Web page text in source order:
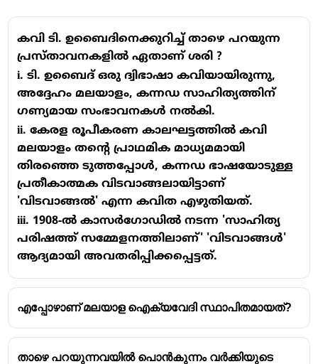
കവി ടി. ഉബൈദിനെക്കുറിച്ച് താഴെ പറയുന്ന
പ്രസ്താവനകളിൽ ഏതാണ് ശരി ?
i. ടി. ഉബൈദ് ഒരു ദ്വിഭാഷാ കവിയായിരുന്നു,
അദ്ദേഹം മലയാളം, കന്നഡ സാഹിത്യത്തിന്
ഗണ്യമായ സംഭാവനകൾ നൽകി.
ii. കേരള രൂപീകരണ കാലഘട്ടത്തിൽ കവി
മലയാളം തൻ്റെ പ്രാഥമിക മാധ്യമമായി
തിരഞ്ഞെ ടുത്തപ്പോൾ, കന്നഡ ഭാഷയോടുള്ള
പ്രതീകാത്മക വിടവാങ്ങലായിട്ടാണ്
'വിടവാങ്ങൽ' എന്ന കവിത എഴുതിയത്.
iii. 1908-ൽ കാസർഗോഡിൽ നടന്ന 'സാഹിത്യ
പരിഷത്ത് സമ്മേളനത്തിലാണ്' 'വിടവാങ്ങൾ'
ആദ്യമായി അവതരിപ്പിക്കപ്പെട്ടത്.
എപ്പോഴാണ് മലയാള ഐക്യവേദി സ്ഥാപിതമായത്?
താഴെ പറയുന്നവയിൽ പൊൻകുന്നം വർക്കിയുടെ